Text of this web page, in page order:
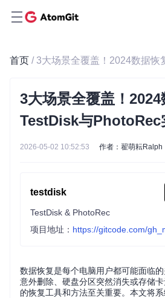
首页
3大场景全覆盖！
TestDisk与PhotoRec
2026-05-02 10:52:53 作者：翟萌耘Ralph
testdisk
TestDisk & PhotoRec
项目地址： https://gitcode.com/
数据恢复是每个电脑用户都可能面临
意外删除、硬盘分区突然消失或存储
的恢复工具和方法至关重要。本文将